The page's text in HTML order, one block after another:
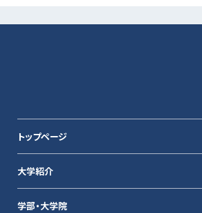
トップページ
大学紹介
学部・大学院